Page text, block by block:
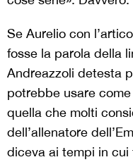
Se Aurelio con
fosse la parola della
Andreazzoli detesta
potrebbe usare
quella che molti
dell’allenatore
diceva ai tempi in